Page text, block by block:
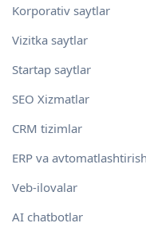
Korporativ saytlar
Vizitka saytlar
Startap saytlar
SEO Xizmatlar
CRM tizimlar
ERP va avtomatlashtirish
Veb-ilovalar
AI chatbotlar